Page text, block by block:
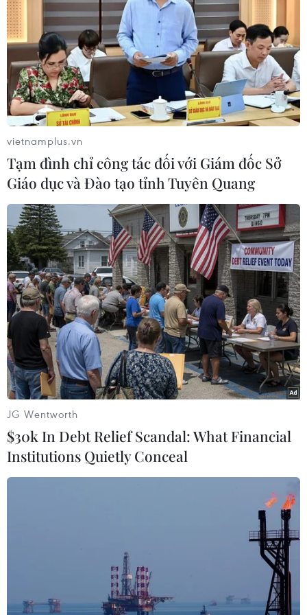
Tổng thống Thổ Nhĩ Kỳ: Mỹ đề nghị cung
cấp Patriot thay thế S-400
11/03/2020 22:55
Tổng thống Erdogan nêu rõ Mỹ đã “hạ giọng đáng kể
trong vấn đề S-400. Hiện họ đặt điều kiện không đưa S-
400 vào hoạt động.”
Quân đội Nga nhận tổ hợp phòng không
S-500 đầu tiên vào năm 2021
vietnamplus.vn
Tạm đình chỉ công tác đối với Giám đốc Sở
Giáo dục và Đào tạo tỉnh Tuyên Quang
JG Wentworth
$30k In Debt Relief Scandal: What Financial
Institutions Quietly Conceal